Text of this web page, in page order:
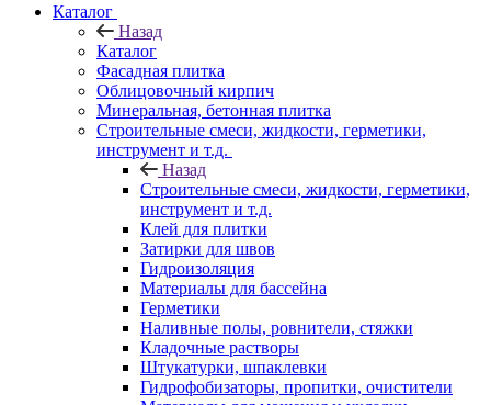
Каталог
Назад
Каталог
Фасадная плитка
Облицовочный кирпич
Минеральная, бетонная плитка
Строительные смеси, жидкости, герметики,
инструмент и т.д.
Назад
Строительные смеси, жидкости, герметики,
инструмент и т.д.
Клей для плитки
Затирки для швов
Гидроизоляция
Материалы для бассейна
Герметики
Наливные полы, ровнители, стяжки
Кладочные растворы
Штукатурки, шпаклевки
Гидрофобизаторы, пропитки, очистители